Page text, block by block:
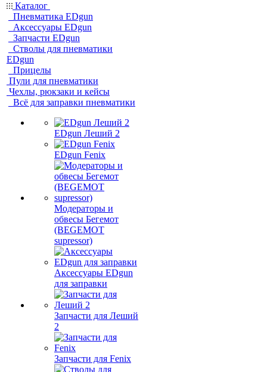
Каталог
Пневматика EDgun
Аксессуары EDgun
Запчасти EDgun
Стволы для пневматики
EDgun
Прицелы
Пули для пневматики
Чехлы, рюкзаки и кейсы
Всё для заправки пневматики
EDgun Леший 2
EDgun Fenix
Модераторы и
обвесы Бегемот
(BEGEMOT
supressor)
Аксессуары EDgun
для заправки
Запчасти для Леший
2
Запчасти для Fenix